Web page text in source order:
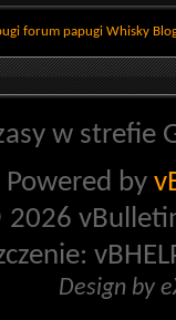
forum papugi Whisky
w strefie
Powered by
Design by